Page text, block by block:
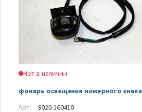
Нет в наличии
фонарь освещения номерного знака
Арт.
9020-160410